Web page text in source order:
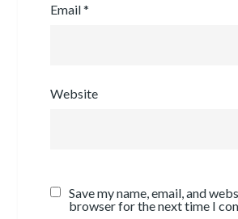
Email*
Website
Save my name, email, and
browser for the next time I